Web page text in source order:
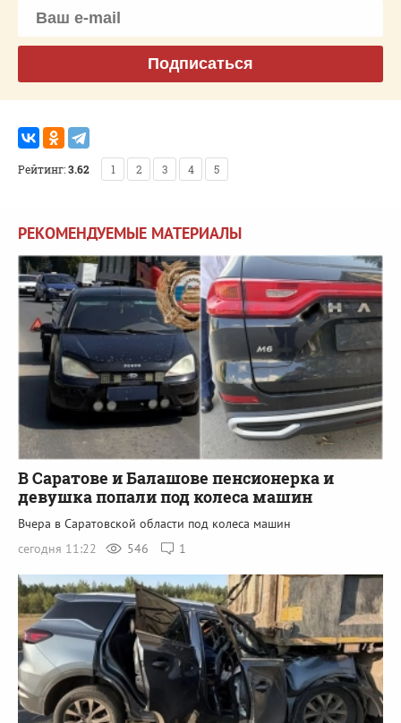
Подписаться
Рейтинг:3.62 1 2 3 4 5
РЕКОМЕНДУЕМЫЕ МАТЕРИАЛЫ
В Саратове и Балашове пенсионерка и
девушка попали под колеса машин
Вчера в Саратовской области под колеса машин
сегодня 11:22
546 1